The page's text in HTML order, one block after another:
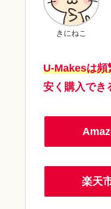
きにねこ
U-Makesは頻
安く購入でき
楽天